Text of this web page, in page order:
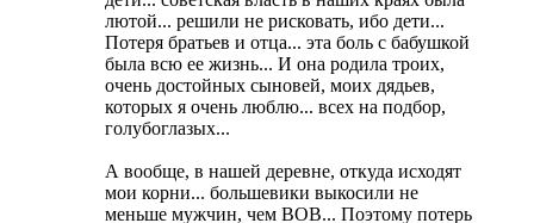
лютой... решили не рисковать, ибо дети...
Потеря братьев и отца... эта боль с бабушкой
была всю ее жизнь... И она родила троих,
очень достойных сыновей, моих дядьев,
которых я очень люблю... всех на подбор,
голубоглазых...
А вообще, в нашей деревне, откуда исходят
мои корни... большевики выкосили не
меньше мужчин, чем ВОВ... Поэтому потерь